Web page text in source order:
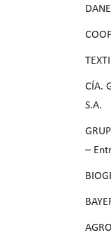
CÍA.
S.A.
–